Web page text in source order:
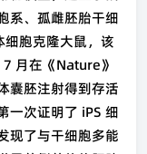
系、孤雌胚胎干细
胞克隆大鼠，该
月在《Nature》
囊胚注射得到存活
一次证明了 iPS 细
现了与干细胞多能